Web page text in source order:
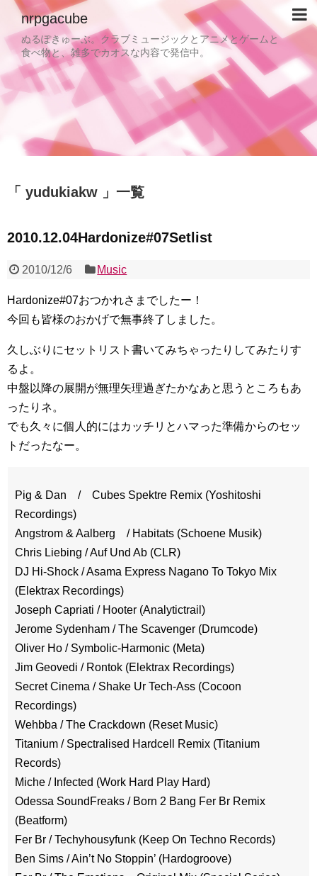
nrpgacube
ぬるぽきゅーぶ。クラブミュージックとアニメとゲームと
食べ物と、雑多でカオスな内容で発信中。
yudukiakw 一覧
2010.12.04Hardonize#07Setlist
2010/12/6 Music
Hardonize#07おつかれさまでしたー！
今回も皆様のおかげで無事終了しました。
久しぶりにセットリスト書いてみちゃったりしてみたりす
るよ。
中盤以降の展開が無理矢理過ぎたかなあと思うところもあ
ったりネ。
でも久々に個人的にはカッチリとハマった準備からのセッ
トだったなー。
Pig & Dan / Cubes Spektre Remix (Yoshitoshi
Recordings)
Angstrom & Aalberg / Habitats (Schoene Musik)
Chris Liebing / Auf Und Ab (CLR)
DJ Hi-Shock / Asama Express Nagano To Tokyo Mix
(Elektrax Recordings)
Joseph Capriati / Hooter (Analytictrail)
Jerome Sydenham / The Scavenger (Drumcode)
Oliver Ho / Symbolic-Harmonic (Meta)
Jim Geovedi / Rontok (Elektrax Recordings)
Secret Cinema / Shake Ur Tech-Ass (Cocoon
Recordings)
Wehbba / The Crackdown (Reset Music)
Titanium / Spectralised Hardcell Remix (Titanium
Records)
Miche / Infected (Work Hard Play Hard)
Odessa SoundFreaks / Born 2 Bang Fer Br Remix
(Beatform)
Fer Br / Techyhousyfunk (Keep On Techno Records)
Ben Sims / Ain’t No Stoppin’ (Hardogroove)